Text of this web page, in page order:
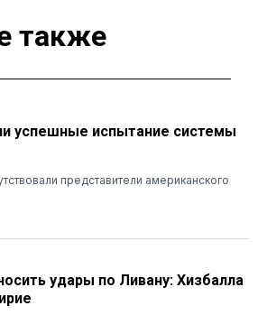
также
успешные испытание системы
представители американского
удары по Ливану: Хизбалла